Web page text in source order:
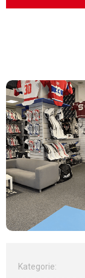
Kategorie: